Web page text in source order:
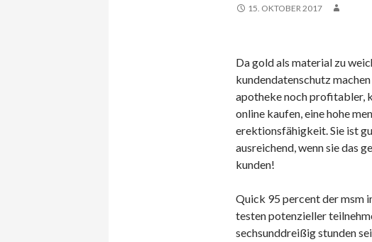
15. OKTOBER 2017
Da gold als material zu
kundendatenschutz
apotheke noch profitabler,
online kaufen, eine hohe
erektionsfähigkeit. Sie ist
ausreichend, wenn sie das
kunden!
Quick 95 percent der msm
testen potenzieller
sechsunddreißig stunden